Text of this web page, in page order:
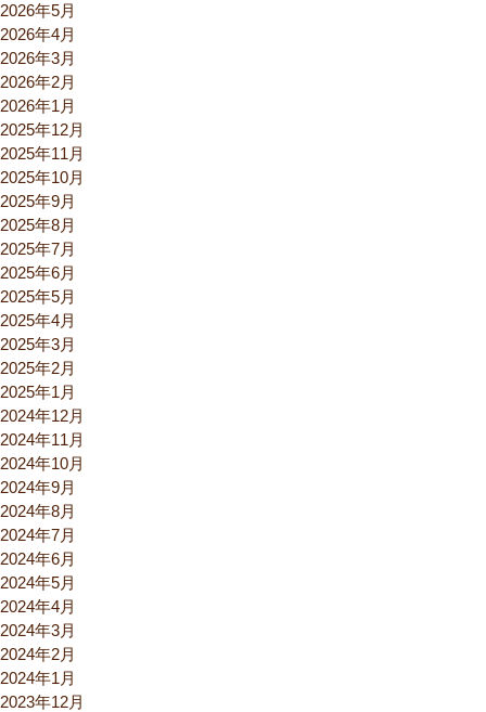
2026年5月
2026年4月
2026年3月
2026年2月
2026年1月
2025年12月
2025年11月
2025年10月
2025年9月
2025年8月
2025年7月
2025年6月
2025年5月
2025年4月
2025年3月
2025年2月
2025年1月
2024年12月
2024年11月
2024年10月
2024年9月
2024年8月
2024年7月
2024年6月
2024年5月
2024年4月
2024年3月
2024年2月
2024年1月
2023年12月